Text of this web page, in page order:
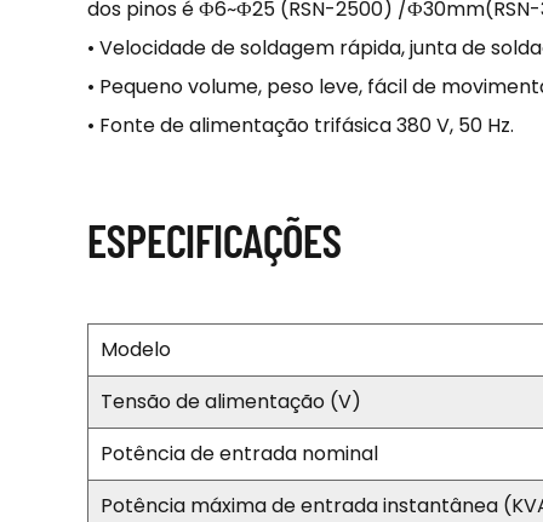
dos pinos é Ф6~Ф25 (RSN-2500) /
• Velocidade de soldagem rápida, junta de
• Pequeno volume, peso leve, fácil de
• Fonte de alimentação trifásica 380 V, 50 Hz.
ESPECIFICAÇÕES
Modelo
Tensão de alimentação (V)
Potência de entrada nominal
Potência máxima de entrada instantânea